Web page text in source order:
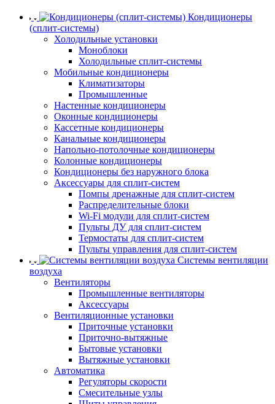
Кондиционеры
(сплит-системы)
Холодильные установки
Моноблоки
Холодильные сплит-системы
Мобильные кондиционеры
Климатизаторы
Промышленные
Настенные кондиционеры
Оконные кондиционеры
Кассетные кондиционеры
Канальные кондиционеры
Напольно-потолочные кондиционеры
Колонные кондиционеры
Кондиционеры без наружного блока
Аксессуары для сплит-систем
Помпы дренажные для сплит-систем
Распределительные блоки
Wi-Fi модули для сплит-систем
Пульты ДУ для сплит-систем
Термостаты для сплит-систем
Пульты управления для сплит-систем
Системы вентиляции
воздуха
Вентиляторы
Промышленные вентиляторы
Аксессуары
Вентиляционные установки
Приточные установки
Приточно-вытяжные
Бытовые установки
Вытяжные установки
Автоматика
Регуляторы скорости
Смесительные узлы